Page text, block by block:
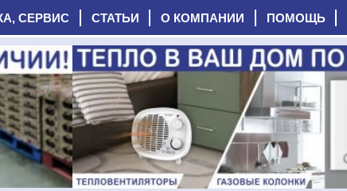
СЕРВИС СТАТЬИ О КОМПАНИИ ПОМОЩЬ